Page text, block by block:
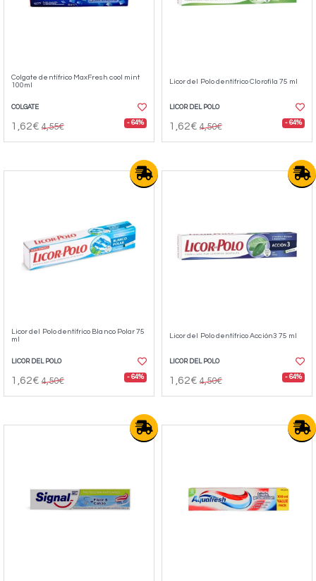
Colgate dentífrico MaxFresh cool mint
100ml
COLGATE
1,62€ 4,55€ - 64%
Licor del Polo dentífrico Clorofila 75 ml
LICOR DEL POLO
1,62€ 4,50€ - 64%
Licor del Polo dentí­frico Blanco Polar 75
ml
LICOR DEL POLO
1,62€ 4,50€ - 64%
Licor del Polo dentífrico Acción3 75 ml
LICOR DEL POLO
1,62€ 4,50€ - 64%